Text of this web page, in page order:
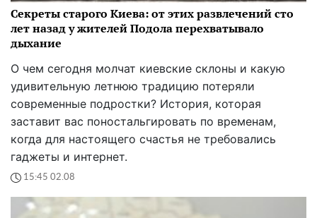
Секреты старого Киева: от этих развлечений сто
лет назад у жителей Подола перехватывало
дыхание
О чем сегодня молчат киевские склоны и какую
удивительную летнюю традицию потеряли
современные подростки? История, которая
заставит вас поностальгировать по временам,
когда для настоящего счастья не требовались
гаджеты и интернет.
15:45 02.08